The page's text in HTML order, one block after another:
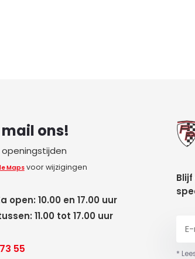
mail ons!
openingstijden
Mapsvoor wijzigingen
open: 10.00 en 17.00 uur
11.00 tot 17.00 uur
55
*